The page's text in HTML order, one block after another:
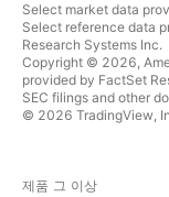
Select market data
Select reference data
Research Systems Inc.
Copyright © 2026,
provided by FactSet
SEC filings and other
© 2026 TradingView,
제품 그 이상